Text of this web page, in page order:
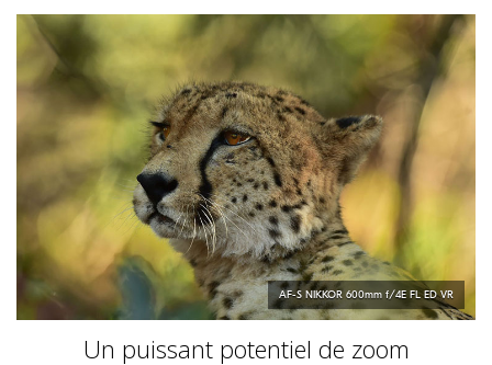
AF-S NIKKOR 600mm f/4E FL ED VR
Un puissant potentiel de zoom